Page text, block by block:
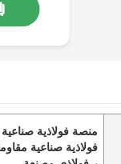
منصة فولاذية
فولاذية صناعية